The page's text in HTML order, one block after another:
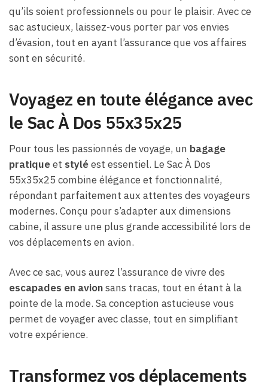
qu’ils soient professionnels ou pour le plaisir. Avec ce
sac astucieux, laissez-vous porter par vos envies
d’évasion, tout en ayant l’assurance que vos affaires
sont en sécurité.
Voyagez en toute élégance avec
le Sac À Dos 55x35x25
Pour tous les passionnés de voyage, un bagage
pratiqueet styléest essentiel. Le Sac À Dos
55x35x25 combine élégance et fonctionnalité,
répondant parfaitement aux attentes des voyageurs
modernes. Conçu pour s’adapter aux dimensions
cabine, il assure une plus grande accessibilité lors de
vos déplacements en avion.
Avec ce sac, vous aurez l’assurance de vivre des
escapades en avionsans tracas, tout en étant à la
pointe de la mode. Sa conception astucieuse vous
permet de voyager avec classe, tout en simplifiant
votre expérience.
Transformez vos déplacements